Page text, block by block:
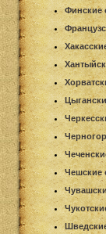
Финские
Чешские